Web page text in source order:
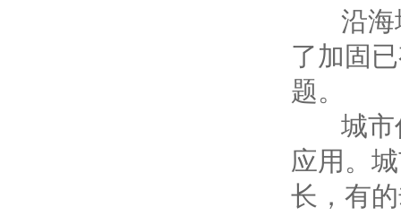
沿海地
了加固
题。
城市作
应用。
长，有